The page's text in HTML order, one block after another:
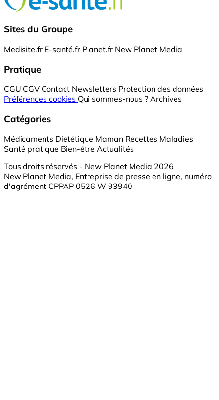
Sites du Groupe
Medisite.fr E-santé.fr Planet.fr New Planet Media
Pratique
CGU CGV Contact Newsletters Protection des données
Préférences cookies Qui sommes-nous ? Archives
Catégories
Médicaments Diététique Maman Recettes Maladies
Santé pratique Bien-être Actualités
Tous droits réservés - New Planet Media 2026
New Planet Media, Entreprise de presse en ligne, numéro
d'agrément CPPAP 0526 W 93940